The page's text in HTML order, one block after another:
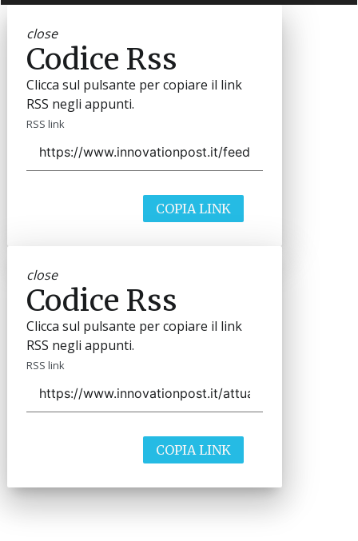
close
Codice Rss
Clicca sul pulsante per copiare il link
RSS negli appunti.
RSS link
COPIA LINK
close
Codice Rss
Clicca sul pulsante per copiare il link
RSS negli appunti.
RSS link
COPIA LINK